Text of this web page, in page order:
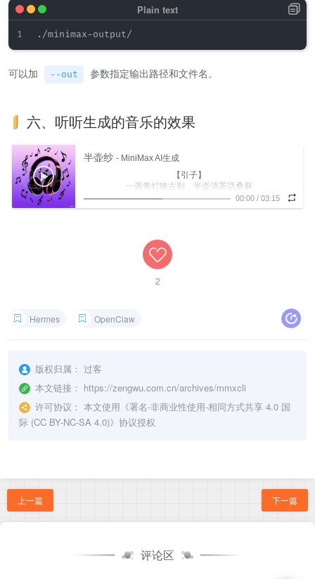
可以加 --out 参数指定输出路径和文件名。
六、听听生成的音乐的效果
半壶纱 - MiniMax AI生成
【引子】
一盏青灯映古刹，半壶清茶话桑麻
【Verse 1】
古道西风瘦马，寒山石径斜
【Pre-Chorus】
红尘万丈皆过客，浮生若梦一场空
不如归去来兮，半壶纱里悟禅心
山水之间任逍遥，岁月无痕天地宽
繁华落尽见真淳，返璞归真悟本原
【Chorus】
回首向来萧瑟处，也无风雨也无晴
半壶纱里乾坤大，一茶一世界，一念一莲花
00:00 / 03:15
2
Hermes OpenClaw
版权归属： 过客
本文链接： https://zengwu.com.cn/archives/mmxcli
许可协议： 本文使用《署名-非商业性使用-相同方式共享 4.0 国
际 (CC BY-NC-SA 4.0)》协议授权
上一篇 下一篇
评论区